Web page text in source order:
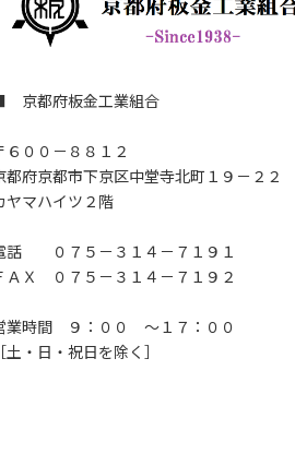
京都府板金工業組合
６００－８８１２
都府京都市下京区中堂寺北町１９－２２
ヤマハイツ２階
話 ０７５－３１４－７１９１
ＡＸ ０７５－３１４－７１９２
業時間 ９：００ ～１７：００
［土・日・祝日を除く］